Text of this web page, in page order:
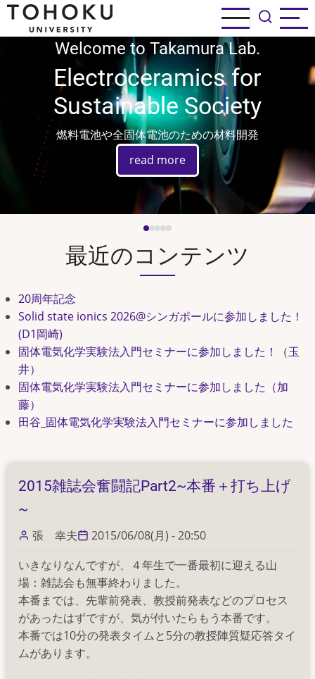
メ
Fuel Cell Technology
最近のコンテンツ
20周年記念
Solid state ionics 2026@シンガポールに参加しました！
(D1岡崎)
固体電気化学実験法入門セミナーに参加しました！（玉
井）
固体電気化学実験法入門セミナーに参加しました（加
藤）
田谷_固体電気化学実験法入門セミナーに参加しました
2015雑誌会奮闘記Part2~本番＋打ち上げ
~
張 幸夫
2015/06/08(月) - 20:50
いきなりなんですが、４年生で一番最初に迎える山
場：雑誌会も無事終わりました。
本番までは、先輩前発表、教授前発表などのプロセス
があったはずですが、気が付いたらもう本番です。
本番では10分の発表タイムと5分の教授陣質疑応答タイ
ムがあります。